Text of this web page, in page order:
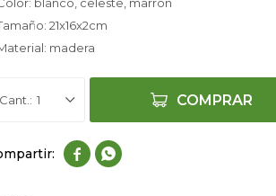
21x16x2cm
madera
1 COMPRAR
 